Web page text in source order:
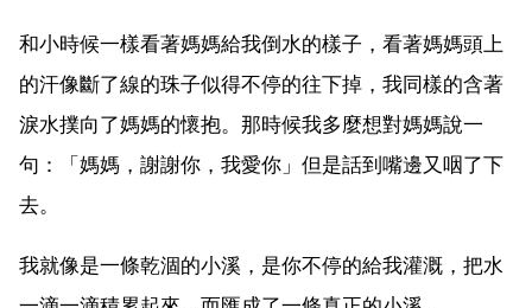
和小時候一樣看著媽媽給我倒水的樣子，看著媽媽頭上
的汗像斷了線的珠子似得不停的往下掉，我同樣的含著
淚水撲向了媽媽的懷抱。那時候我多麼想對媽媽說一
句：「媽媽，謝謝你，我愛你」但是話到嘴邊又咽了下
去。
我就像是一條乾涸的小溪，是你不停的給我灌溉，把水